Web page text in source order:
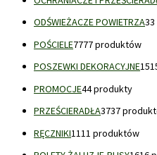
ODŚWIEŻACZE POWIETRZA3
POŚCIELE7777 produktów
POSZEWKI DEKORACYJNE15
PROMOCJE44 produkty
PRZEŚCIERADŁA3737
RĘCZNIKI11 11 produktów